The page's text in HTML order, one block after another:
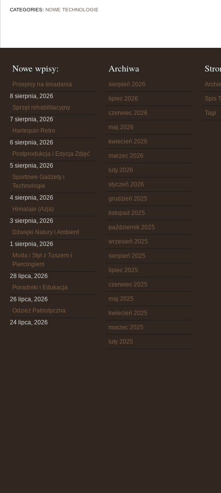
CATEGORIES: NOWE TECHNOLOGIE
Nowe wpisy:
Przepisy na śniadania
8 sierpnia, 2026
Sprzęt rehabilitacyjny
7 sierpnia, 2026
Harlequin Retro
6 sierpnia, 2026
Postprodukcja i Edycja Zdjęć
5 sierpnia, 2026
Sportowe Gadżety i
Technologie
4 sierpnia, 2026
Himalaje (Azja)
3 sierpnia, 2026
Dźwięki Natury i Ambient
1 sierpnia, 2026
Moda i Styl z Tuszem i
Piercingiem
28 lipca, 2026
Poradniki i Edukacja
26 lipca, 2026
Odzież Patriotyczna
24 lipca, 2026
Archiwa
sierpień 2026
lipiec 2026
czerwiec 2026
maj 2026
kwiecień 2026
marzec 2026
luty 2026
styczeń 2026
grudzień 2025
listopad 2025
październik 2025
wrzesień 2025
sierpień 2025
lipiec 2025
czerwiec 2025
maj 2025
kwiecień 2025
marzec 2025
luty 2025
Spis
Tagi